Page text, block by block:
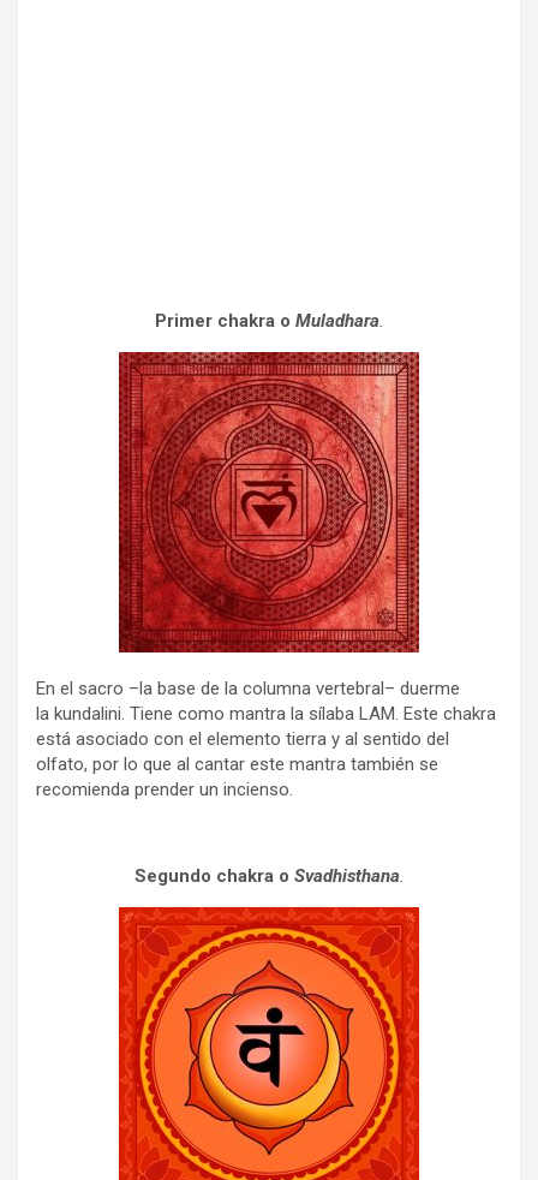
Primer chakra o Muladhara
En el sacro –la base de la columna vertebral– duerme
la kundalini. Tiene como mantra la sílaba LAM. Este chakra
está asociado con el elemento tierra y al sentido del
olfato, por lo que al cantar este mantra también se
recomienda prender un incienso.
Segundo chakra o Svadhisthana